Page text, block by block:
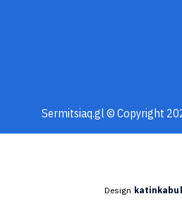
Sermitsiaq.gl © Copyright
Design